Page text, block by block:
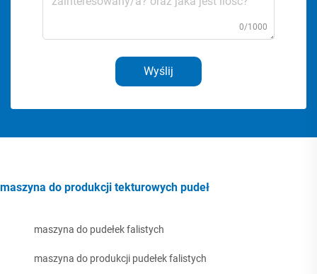
0/1000
Wyślij
maszyna do produkcji tekturowych pudeł
maszyna do pudełek falistych
maszyna do produkcji pudełek falistych